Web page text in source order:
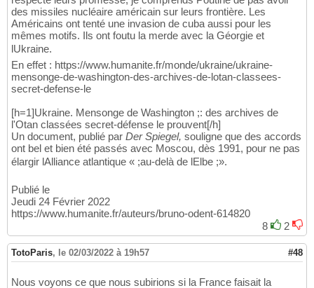
des missiles nucléaire américain sur leurs frontière. Les
Américains ont tenté une invasion de cuba aussi pour les
mêmes motifs. Ils ont foutu la merde avec la Géorgie et
lUkraine.
En effet : https://www.humanite.fr/monde/ukraine/ukraine-
mensonge-de-washington-des-archives-de-lotan-classees-
secret-defense-le
[h=1]Ukraine. Mensonge de Washington ;: des archives de
l'Otan classées secret-défense le prouvent[/h]
Un document, publié par Der Spiegel, souligne que des accords
ont bel et bien été passés avec Moscou, dès 1991, pour ne pas
élargir lAlliance atlantique « ;au-delà de lElbe ;».
Publié le
Jeudi 24 Février 2022
https://www.humanite.fr/auteurs/bruno-odent-614820
8
2
TotoParis, le 02/03/2022 à 19h57 #48
Nous voyons ce que nous subirions si la France faisait la